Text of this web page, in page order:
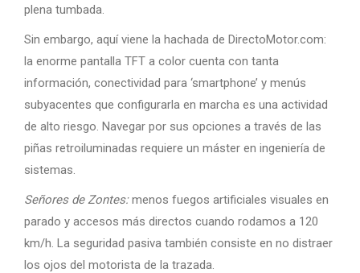
plena tumbada.
Sin embargo, aquí viene la hachada de DirectoMotor.com:
la enorme pantalla TFT a color cuenta con tanta
información, conectividad para ‘smartphone’ y menús
subyacentes que configurarla en marcha es una actividad
de alto riesgo. Navegar por sus opciones a través de las
piñas retroiluminadas requiere un máster en ingeniería de
sistemas.
Señores de Zontes:menos fuegos artificiales visuales en
parado y accesos más directos cuando rodamos a 120
km/h. La seguridad pasiva también consiste en no distraer
los ojos del motorista de la trazada.